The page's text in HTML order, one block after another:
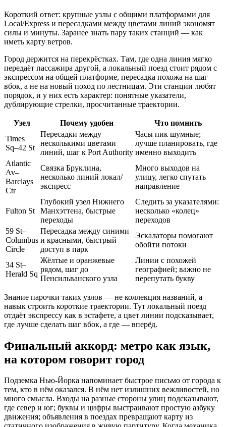
Короткий ответ: крупные узлы с общими платформами для
Local/Express и пересадками между цветами линий экономят
силы и минуты. Заранее знать пару таких станций — как
иметь карту ветров.
Город держится на перекрёстках. Там, где одна линия мягко
передаёт пассажира другой, а локальный поезд стоит рядом с
экспрессом на общей платформе, пересадка похожа на шаг
вбок, а не на новый поход по лестницам. Эти станции любят
порядок, и у них есть характер: понятные указатели,
дублирующие стрелки, просчитанные траектории.
Узел Почему удобен
Что помнить
Times
Sq–42 St
Пересадки между
несколькими цветами
линий, шаг к Port Authority
Часы пик шумные;
лучше планировать, где
именно выходить
Atlantic
Av–
Barclays
Ctr
Связка Бруклина,
несколько линий локал/
экспресс
Много выходов на
улицу, легко спутать
направление
Fulton St
Глубокий узел Нижнего
Манхэттена, быстрые
переходы
Следить за указателями:
несколько «колец»
переходов
59 St–
Columbus
Circle
Пересадка между синими
и красными, быстрый
доступ в парк
Эскалаторы помогают
обойти потоки
34 St–
Herald Sq
Жёлтые и оранжевые
рядом, шаг до
Пенсильванского узла
Линии с похожей
географией; важно не
перепутать букву
Знание парочки таких узлов — не коллекция названий, а
навык строить короткие траектории. Тут локальный поезд
отдаёт экспрессу как в эстафете, а цвет линии подсказывает,
где лучше сделать шаг вбок, а где — вперёд.
Финальный аккорд: метро как язык,
на котором говорит город
Подземка Нью‑Йорка напоминает быстрое письмо от города к
тем, кто в нём оказался. В нём нет излишних вежливостей, но
много смысла. Входы на разные стороны улиц подсказывают,
где север и юг; буквы и цифры выстраивают простую азбуку
движения; объявления в поездах превращают карту из